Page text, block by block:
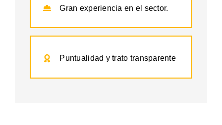
Gran experiencia en el sector.
Puntualidad y trato transparente